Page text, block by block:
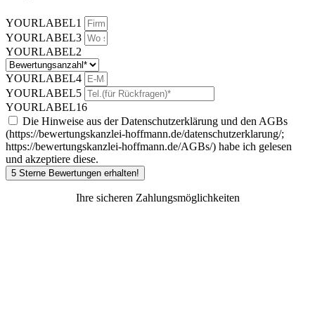
YOURLABEL1
YOURLABEL3
YOURLABEL2
YOURLABEL4
YOURLABEL5
YOURLABEL16
Die Hinweise aus der Datenschutzerklärung und den AGBs
(https://bewertungskanzlei-hoffmann.de/datenschutzerklarung/;
https://bewertungskanzlei-hoffmann.de/AGBs/) habe ich gelesen
und akzeptiere diese.
5 Sterne Bewertungen erhalten!
Ihre sicheren Zahlungsmöglichkeiten